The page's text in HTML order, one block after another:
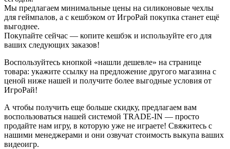
Мы предлагаем минимальные цены на силиконовые чехлы
для геймпалов, а с кешбэком от ИгроРай покупка станет ещё
выгоднее.
Покупайте сейчас — копите кешбэк и используйте его для
ваших следующих заказов!
Воспользуйтесь кнопкой «нашли дешевле» на странице
товара: укажите ссылку на предложение другого магазина с
ценой ниже нашей и получите более выгодные условия от
ИгроРай!
А чтобы получить еще больше скидку, предлагаем вам
воспользоваться нашей системой TRADE-IN — просто
продайте нам игру, в которую уже не играете! Свяжитесь с
нашими менеджерами и они озвучат стоимость выкупа ваших
видеоигр.